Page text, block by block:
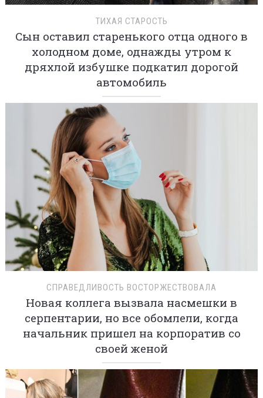
ТИХАЯ СТАРОСТЬ
Сын оставил старенького отца одного в
холодном доме, однажды утром к
дряхлой избушке подкатил дорогой
автомобиль
СПРАВЕДЛИВОСТЬ ВОСТОРЖЕСТВОВАЛА
Новая коллега вызвала насмешки в
серпентарии, но все обомлели, когда
начальник пришел на корпоратив со
своей женой